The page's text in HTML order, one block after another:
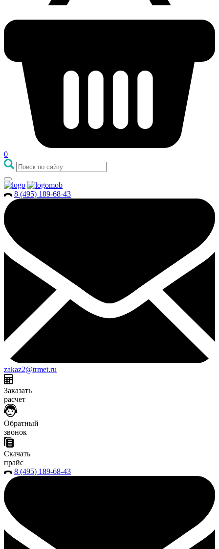
0
8 (495) 189-68-43
zakaz2@trmet.ru
Заказать
расчет
Обратный
звонок
Скачать
прайс
8 (495) 189-68-43